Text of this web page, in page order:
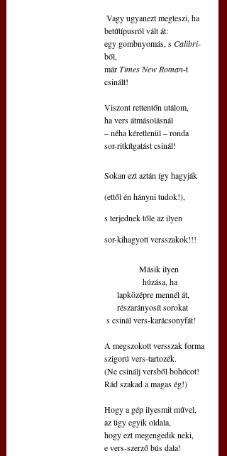
Vagy ugyanezt megteszi, ha
betűtípusról vált át:
egy gombnyomás, s Calibri-
ből,
már Times New Roman-t
csinált!
Viszont rettentőn utálom,
ha vers átmásolásnál
– néha kéretlenül – ronda
sor-ritkítgatást csinál!
Sokan ezt aztán így hagyják
(ettől én hányni tudok!),
s terjednek tőle az ilyen
sor-kihagyott versszakok!!!
Másik ilyen
húzása, ha
lapközépre mennél át,
részarányosít sorokat
s csinál vers-karácsonyfát!
A megszokott versszak forma
szigorú vers-tartozék.
(Ne csinálj versből bohócot!
Rád szakad a magas ég!)
Hogy a gép ilyesmit művel,
az ügy egyik oldala,
hogy ezt megengedik neki,
e vers-szerző bús dala!